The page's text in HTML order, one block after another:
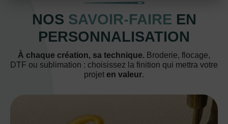
NOS SAVOIR-FAIRE EN
PERSONNALISATION
À chaque création, sa technique. Broderie, flocage,
DTF ou sublimation : choisissez la finition qui mettra votre
projet en valeur.